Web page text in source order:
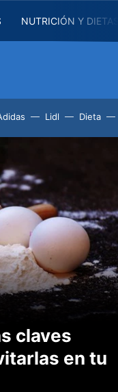
NUTRICIÓN Y
Lidl Dieta
claves
en tu